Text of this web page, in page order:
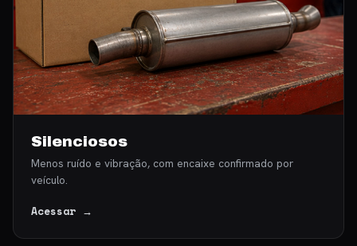
Silenciosos
Menos ruído e vibração, com encaixe confirmado por
veículo.
Acessar →